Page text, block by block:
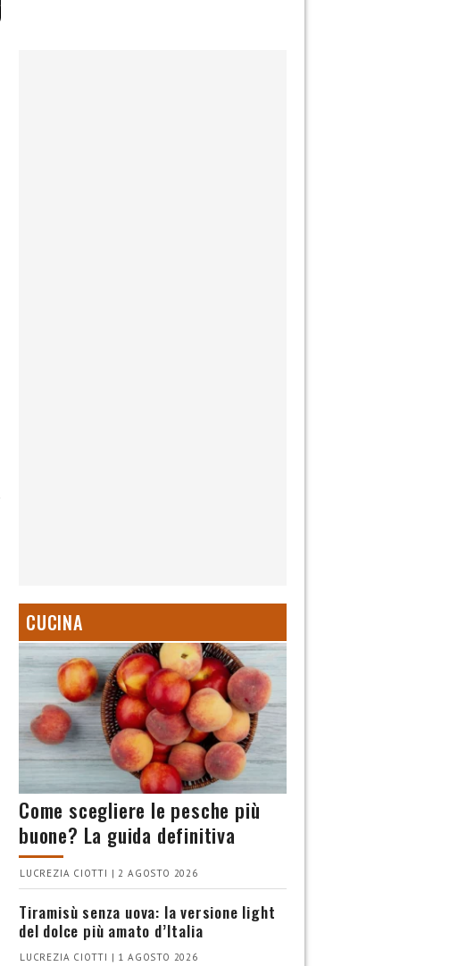
CUCINA
Come scegliere le pesche più
buone? La guida definitiva
LUCREZIA CIOTTI | 2 AGOSTO 2026
Tiramisù senza uova: la versione light
del dolce più amato d’Italia
LUCREZIA CIOTTI | 1 AGOSTO 2026